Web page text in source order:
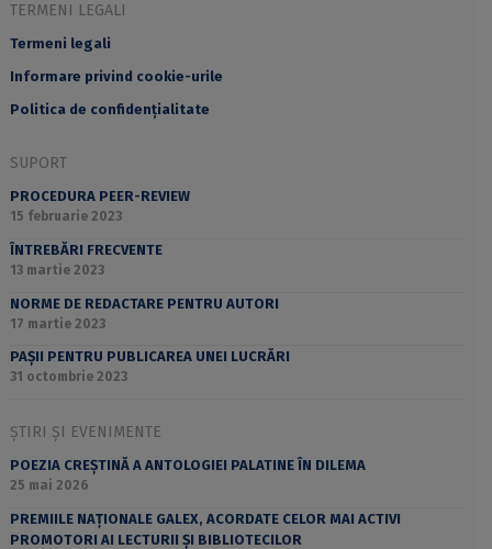
TERMENI LEGALI
Termeni legali
Informare privind cookie-urile
Politica de confidențialitate
SUPORT
PROCEDURA PEER-REVIEW
15 februarie 2023
ÎNTREBĂRI FRECVENTE
13 martie 2023
NORME DE REDACTARE PENTRU AUTORI
17 martie 2023
PAȘII PENTRU PUBLICAREA UNEI LUCRĂRI
31 octombrie 2023
ȘTIRI ȘI EVENIMENTE
POEZIA CREȘTINĂ A ANTOLOGIEI PALATINE ÎN DILEMA
25 mai 2026
PREMIILE NAȚIONALE GALEX, ACORDATE CELOR MAI ACTIVI
PROMOTORI AI LECTURII ȘI BIBLIOTECILOR